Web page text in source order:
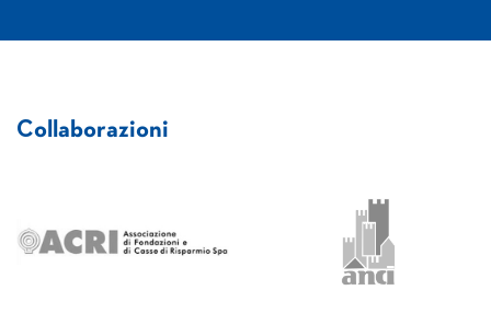
Collaborazioni